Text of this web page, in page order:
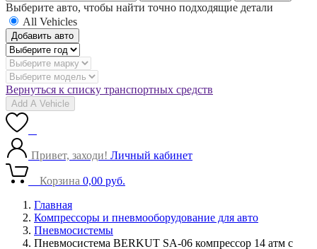
Выберите авто, чтобы найти точно подходящие детали
All Vehicles
Добавить авто
Вернуться к списку транспортных средств
Add A Vehicle
Привет, заходи! Личный кабинет
Корзина 0,00 руб.
Главная
Компрессоры и пневмооборудование для авто
Пневмосистемы
Пневмосистема BERKUT SA-06 компрессор 14 атм с